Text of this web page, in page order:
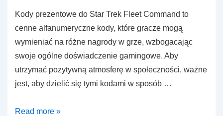
Kody prezentowe do Star Trek Fleet Command to
cenne alfanumeryczne kody, które gracze mogą
wymieniać na różne nagrody w grze, wzbogacając
swoje ogólne doświadczenie gamingowe. Aby
utrzymać pozytywną atmosferę w społeczności, ważne
jest, aby dzielić się tymi kodami w sposób …
Kody
Read more »